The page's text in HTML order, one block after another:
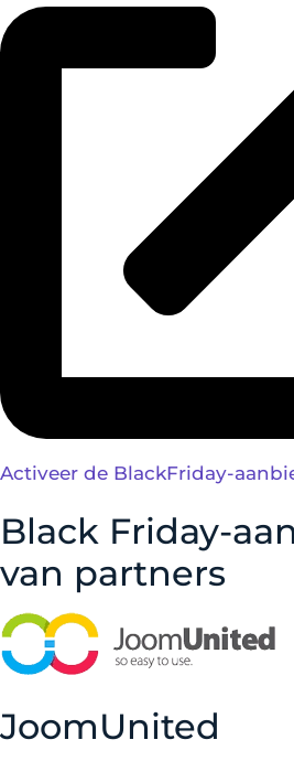
Activeer de BlackFriday-
Black Friday-
van partners
JoomUnited